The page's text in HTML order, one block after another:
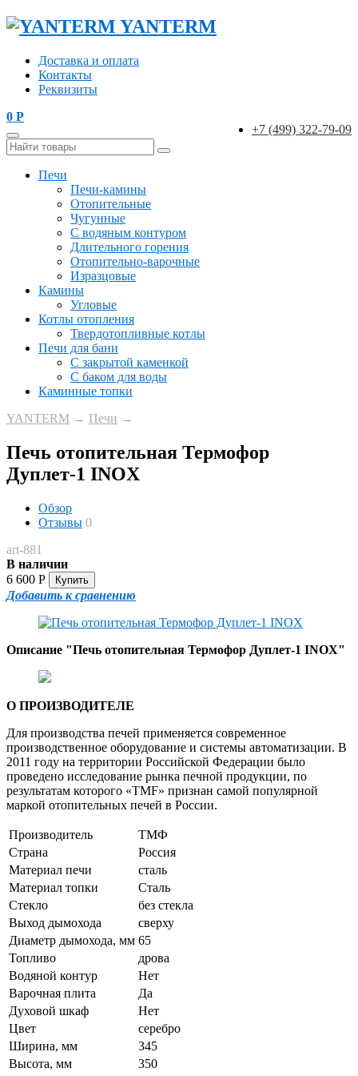
YANTERM
Доставка и оплата
Контакты
Реквизиты
+7 (499) 322-79-09
0 Р
Печи
Печи-камины
Отопительные
Чугунные
С водяным контуром
Длительного горения
Отопительно-варочные
Изразцовые
Камины
Угловые
Котлы отопления
Твердотопливные котлы
Печи для бани
С закрытой каменкой
С баком для воды
Каминные топки
YANTERM → Печи →
Печь отопительная Термофор
Дуплет-1 INOX
Обзор
Отзывы 0
art-881
В наличии
6 600 Р
Добавить к сравнению
Описание "Печь отопительная Термофор Дуплет-1 INOX"
О ПРОИЗВОДИТЕЛЕ
Для производства печей применяется современное
производственное оборудование и системы автоматизации. В
2011 году на территории Российской Федерации было
проведено исследование рынка печной продукции, по
результатам которого «TMF» признан самой популярной
маркой отопительных печей в России.
Производитель
ТМФ
Страна
Россия
Материал печи
сталь
Материал топки
Сталь
Стекло
без стекла
Выход дымохода
сверху
Диаметр дымохода, мм 65
Топливо
дрова
Водяной контур
Нет
Варочная плита
Да
Духовой шкаф
Нет
Цвет
серебро
Ширина, мм
345
Высота, мм
350